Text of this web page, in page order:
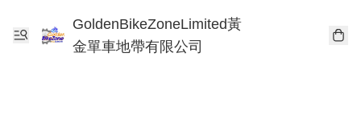
GoldenBikeZoneLimited黃
金單車地帶有限公司